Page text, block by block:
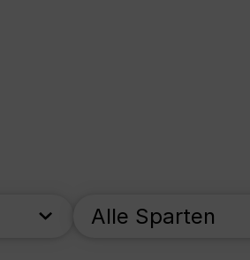
Alle Sparten